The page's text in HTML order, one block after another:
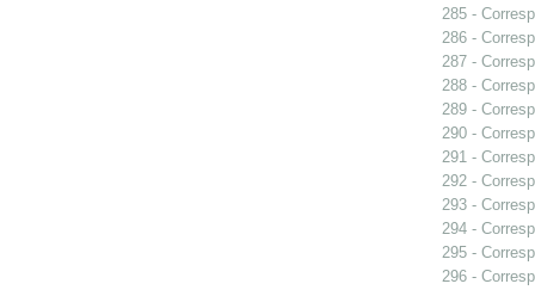
285 -
286 -
287 -
288 -
289 -
290 -
291 -
292 -
293 -
294 -
295 -
296 -